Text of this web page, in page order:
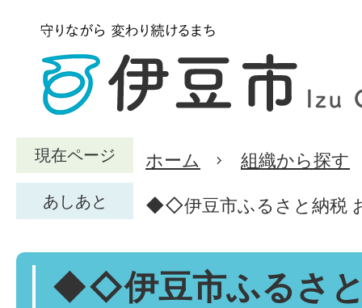
現在ページ ホーム 組織から探す
あしあと ◆◇伊豆市ふるさと納税
◆◇伊豆市ふるさ